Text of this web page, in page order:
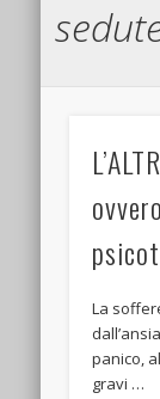
La
panico,
gravi …